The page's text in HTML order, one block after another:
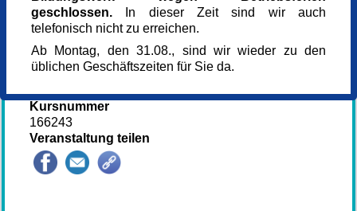
Selbstzahler
350 €
Referent_in
Khidhir Hamad Abbas
Referent_in
Kursnummer
166243
Veranstaltung teilen
geschlossen. In dieser Zeit sind wir auch
telefonisch nicht zu erreichen.
Ab Montag, den 31.08., sind wir wieder zu den
üblichen Geschäftszeiten für Sie da.